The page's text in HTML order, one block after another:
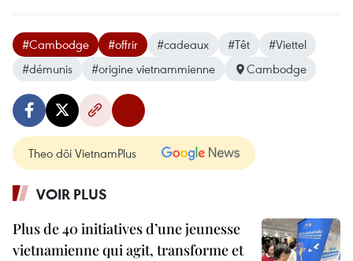
#Cambodge #offrir #cadeaux #Têt
#Viettel
#démunis
#origine vietnammienne Cambodge
Theo dõi VietnamPlus
VOIR PLUS
Plus de 40 initiatives d’une jeunesse
vietnamienne qui agit, transforme et